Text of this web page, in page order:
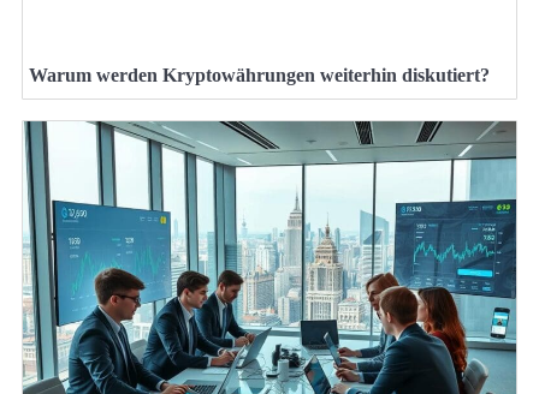
Warum werden Kryptowährungen weiterhin diskutiert?